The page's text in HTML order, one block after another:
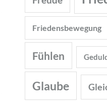
Friedensbewegung
Fühlen
Glaube